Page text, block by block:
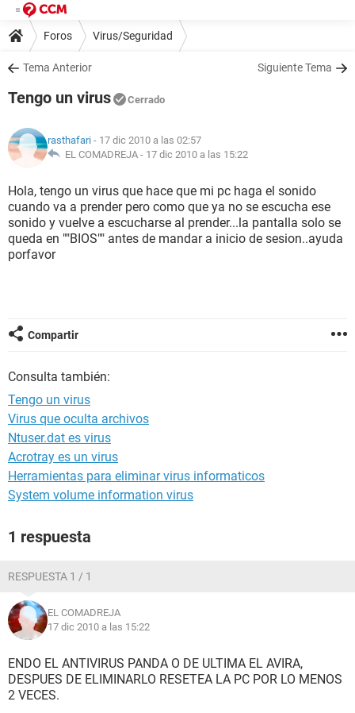
Foros Virus/Seguridad
Tema Anterior Siguiente Tema
Tengo un virus Cerrado
rasthafari - 17 dic 2010 a las 02:57
EL COMADREJA - 17 dic 2010 a las 15:22
Hola, tengo un virus que hace que mi pc haga el sonido
cuando va a prender pero como que ya no se escucha ese
sonido y vuelve a escucharse al prender...la pantalla solo se
queda en ""BIOS"" antes de mandar a inicio de sesion..ayuda
porfavor
Compartir
Consulta también:
Tengo un virus
Virus que oculta archivos
Ntuser.dat es virus
Acrotray es un virus
Herramientas para eliminar virus informaticos
System volume information virus
1 respuesta
RESPUESTA 1 / 1
EL COMADREJA
17 dic 2010 a las 15:22
ENDO EL ANTIVIRUS PANDA O DE ULTIMA EL AVIRA,
DESPUES DE ELIMINARLO RESETEA LA PC POR LO MENOS
2 VECES.